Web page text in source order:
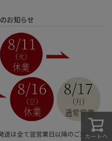
カートへ
お知らせ
送は全て翌営業日以降のご対応